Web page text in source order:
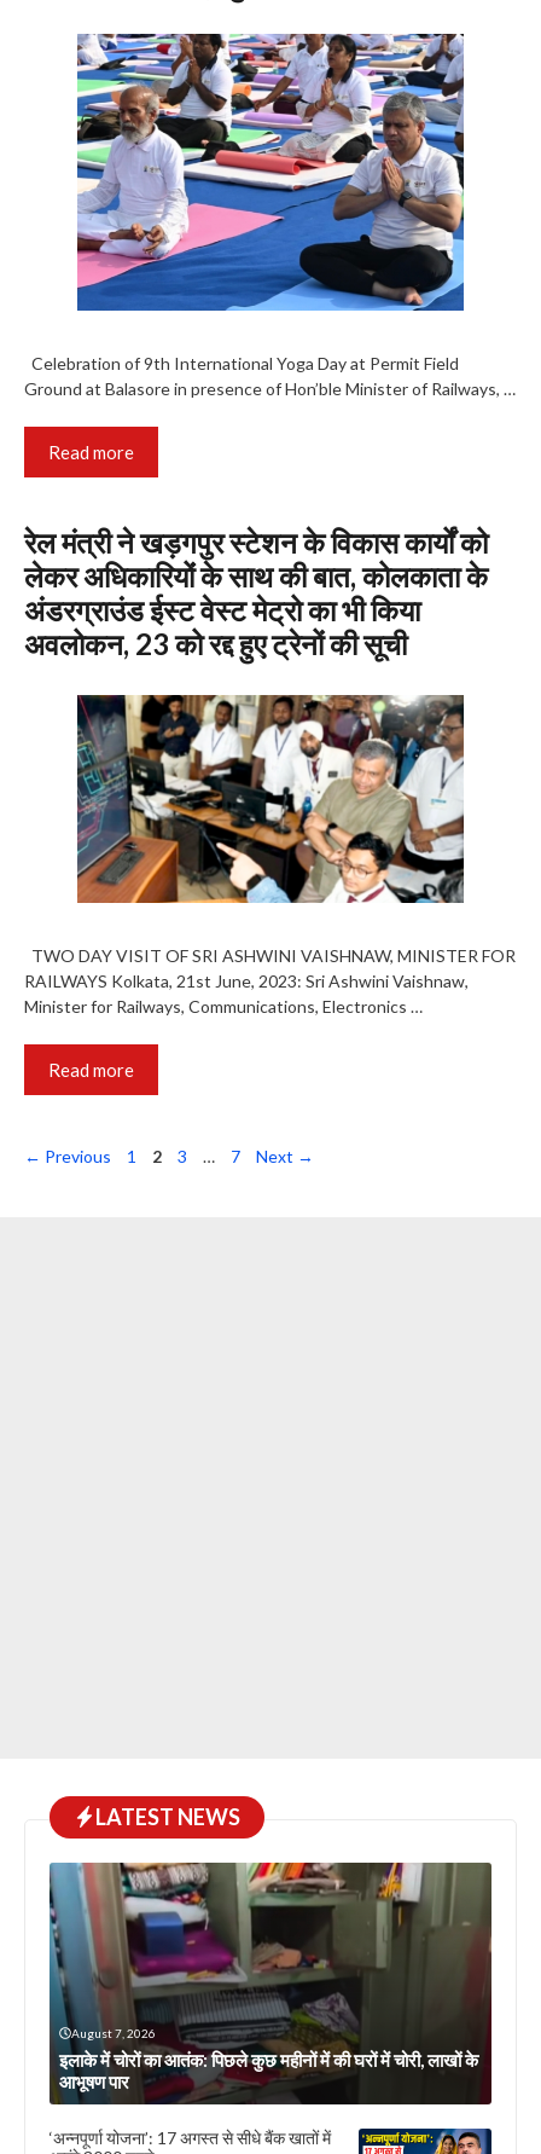
Celebration of 9th International Yoga Day at Permit Field
Ground at Balasore in presence of Hon’ble Minister of Railways, …
Read more
रेल मंत्री ने खड़गपुर स्टेशन के विकास कार्यों को
लेकर अधिकारियोंं के साथ की बात, कोलकाता के
अंडरग्राउंड ईस्ट वेस्ट मेट्रो का भी किया
अवलोकन, 23 को रद्द हुए ट्रेनों की सूची
TWO DAY VISIT OF SRI ASHWINI VAISHNAW, MINISTER FOR
RAILWAYS Kolkata, 21st June, 2023: Sri Ashwini Vaishnaw,
Minister for Railways, Communications, Electronics …
Read more
← Previous Page
1 Page
2 Page
3 … Page
7 Next →
LATEST NEWS
August 7, 2026
इलाके में चोरों का आतंक: पिछले कुछ महीनों में की घरों में चोरी, लाखों के
आभूषण पार
‘अन्नपूर्णा योजना’: 17 अगस्त से सीधे बैंक खातों में